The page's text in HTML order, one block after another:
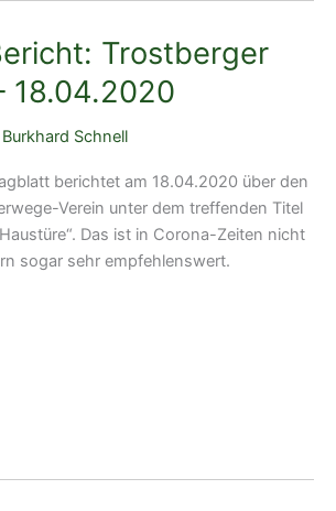
Trostberger
18.04.2020
Burkhard Schnell
berichtet am 18.04.2020 über den
Verein unter dem treffenden Titel
Das ist in Corona-Zeiten nicht
sogar sehr empfehlenswert.